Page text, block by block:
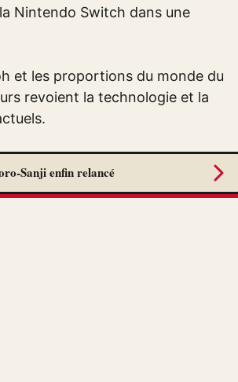
Nintendo Switch dans une
et les proportions du monde du
revoient la technologie et la
Sanji enfin relancé